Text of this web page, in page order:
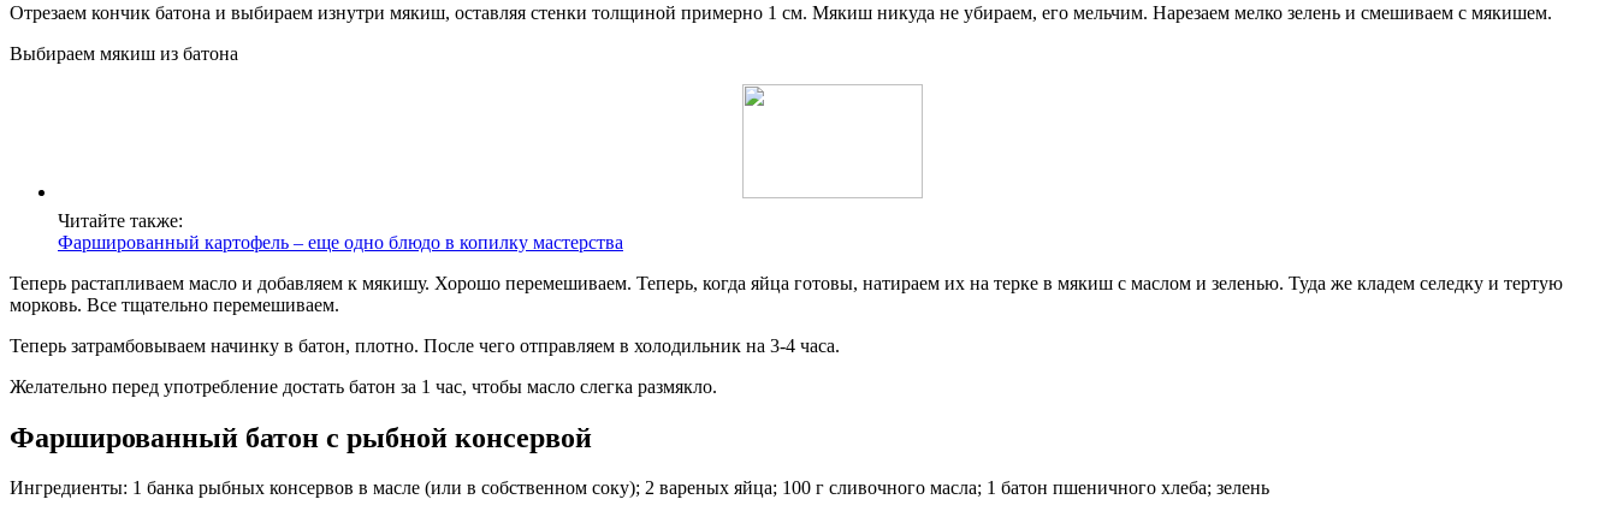
Отрезаем кончик батона и выбираем изнутри мякиш, оставляя стенки толщиной примерно 1 см. Мякиш никуда не убираем, его мельчим. Нарезаем мелко зелень и смешиваем с мякишем.
Выбираем мякиш из батона
Читайте также:
Фаршированный картофель – еще одно блюдо в копилку мастерства
Теперь растапливаем масло и добавляем к мякишу. Хорошо перемешиваем. Теперь, когда яйца готовы, натираем их на терке в мякиш с маслом и зеленью. Туда же кладем селедку и тертую
морковь. Все тщательно перемешиваем.
Теперь затрамбовываем начинку в батон, плотно. После чего отправляем в холодильник на 3-4 часа.
Желательно перед употребление достать батон за 1 час, чтобы масло слегка размякло.
Фаршированный батон с рыбной консервой
Ингредиенты: 1 банка рыбных консервов в масле (или в собственном соку); 2 вареных яйца; 100 г сливочного масла; 1 батон пшеничного хлеба; зелень